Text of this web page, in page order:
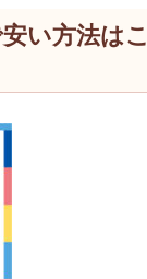
い方法はこ